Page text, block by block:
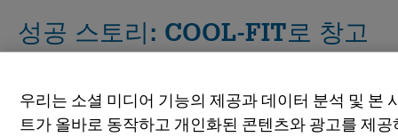
성공 스토리: COOL-FIT로 창고
를 와이너리로 변신
호주의 존조 에스테이트
우리는 소셜 미디어 기능의 제공과 데이터 분석 및 본
트가 올바로 동작하고 개인화된 콘텐츠와 광고를 제공